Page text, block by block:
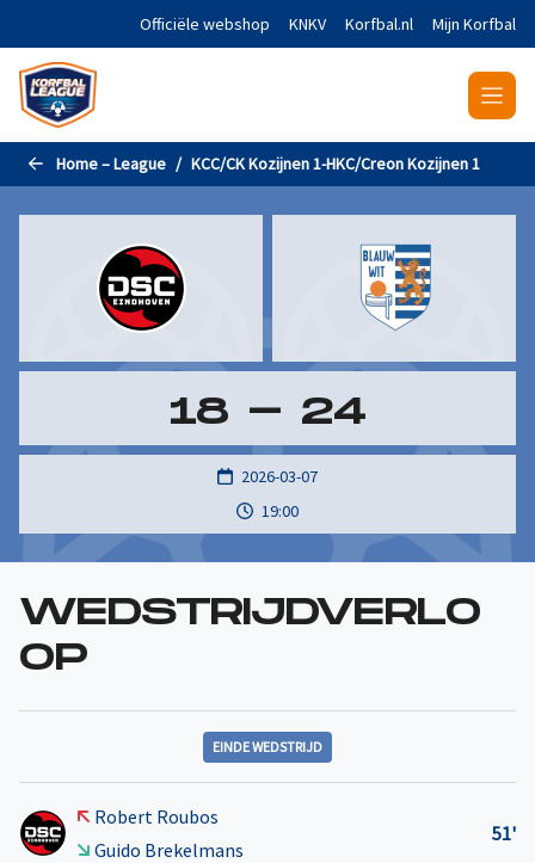
Naar de hoofdinhoud gaanOfficiële webshop KNKV Korfbal.nl Mijn Korfbal
Home – League KCC/CK Kozijnen 1-HKC/Creon Kozijnen 1
18 - 24
2026-03-07
19:00
WEDSTRIJDVERLO
OP
EINDE WEDSTRIJD
Robert Roubos
Guido Brekelmans
51'